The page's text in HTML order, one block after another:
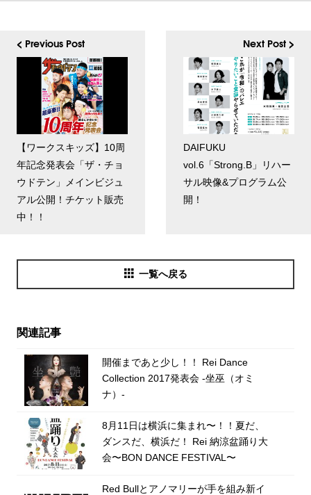
< Previous Post
【ワークスキッズ】10周
年記念発表会「ザ・チョ
ウドテン」メインビジュ
アル公開！チケット販売
中！！
Next Post >
DAIFUKU
vol.6「Strong.B」リハー
サル映像&プログラム公
開！
一覧へ戻る
関連記事
開催まであと少し！！ Rei Dance
Collection 2017発表会 -坐巫（オミ
ナ）-
8月11日は横浜に集まれ〜！！夏だ、
ダンスだ、横浜だ！ Rei 納涼盆踊り大
会〜BON DANCE FESTIVAL〜
Red Bullとアノマリーが手を組み新イ